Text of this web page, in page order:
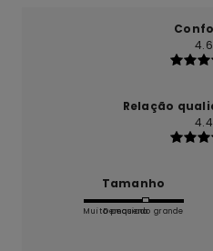
4.6
Relação
4.4
Tamanho
Muito pequeno
Demasiado grande